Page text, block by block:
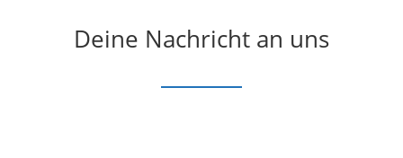
Deine Nachricht an uns